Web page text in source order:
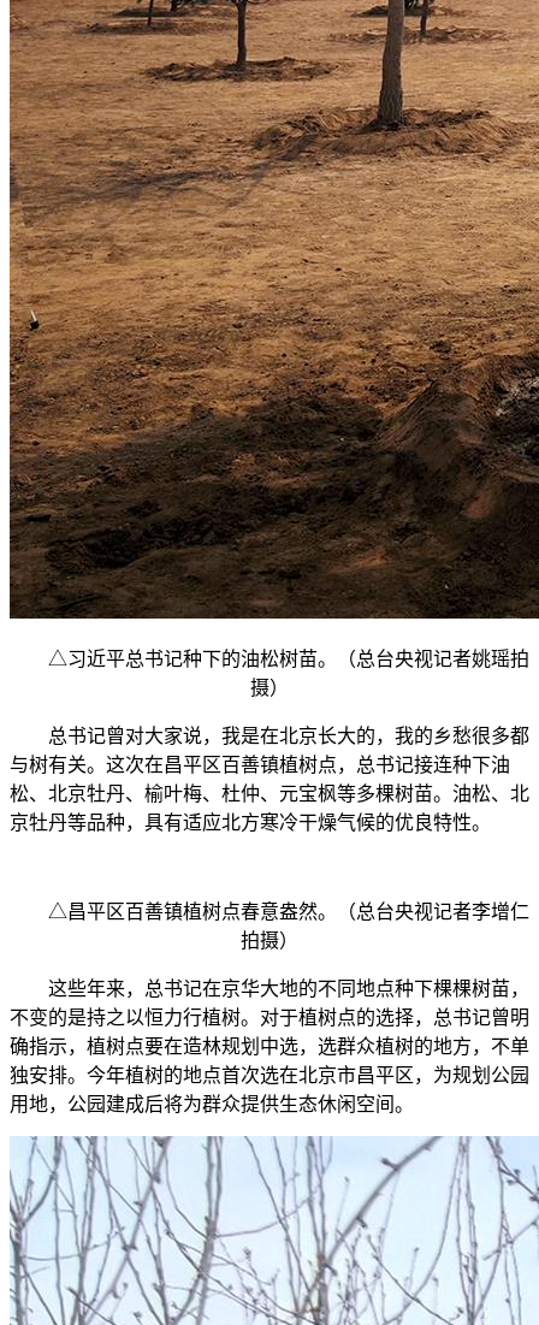
△习近平总书记种下的油松树苗。（总台央视记者姚瑶拍
摄）
总书记曾对大家说，我是在北京长大的，我的乡愁很多都
与树有关。这次在昌平区百善镇植树点，总书记接连种下油
松、北京牡丹、榆叶梅、杜仲、元宝枫等多棵树苗。油松、北
京牡丹等品种，具有适应北方寒冷干燥气候的优良特性。
△昌平区百善镇植树点春意盎然。（总台央视记者李增仁
拍摄）
这些年来，总书记在京华大地的不同地点种下棵棵树苗，
不变的是持之以恒力行植树。对于植树点的选择，总书记曾明
确指示，植树点要在造林规划中选，选群众植树的地方，不单
独安排。今年植树的地点首次选在北京市昌平区，为规划公园
用地，公园建成后将为群众提供生态休闲空间。